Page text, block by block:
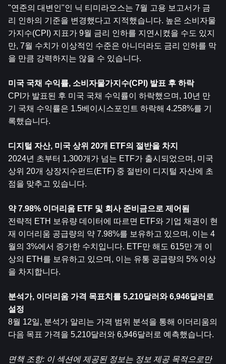
"연준의 대변인"인 닉 티미라오스는 7월 고용 보고서가 금
리 인하의 기준을 변경했다고 지적했습니다. 높은 소비자물
가지수(CPI) 지표가 9월 금리 인하를 지연시켰을 수도 있지
만, 7월 수치가 이상적인 수준은 아니더라도 금리 인하를 막
을 만큼 강력하지는 않을 수 있습니다.
미국 국채 수익률, 소비자물가지수(CPI) 발표 후 하락
CPI가 발표된 후 미국 국채 수익률이 하락했으며, 10년 만
기 국채 수익률은 1.5베이시스포인트 하락해 4.258%를 기
록했습니다.
디지털 자산, 미국 상위 20개 ETF의 절반을 차지
2024년 초부터 1,300개가 넘는 ETF가 출시되었으며, 미국
상위 20개 상장지수펀드(ETF) 중 절반이 디지털 자산에 초
점을 맞추고 있습니다.
약 7.98% 이더리움 ETF 및 회사 준비금으로 제어됨
전략적 ETH 보유량 데이터에 따르면 ETF와 기업 채권이 현
재 이더리움 공급량의 약 7.98%를 보유하고 있으며, 이는 4
월의 3%에서 증가한 수치입니다. ETF만 해도 615만 개 이
상의 ETH를 보유하고 있으며, 이는 유통 공급량의 5% 이상
을 차지합니다.
분석가, 이더리움 가격 목표치를 5,210달러와 6,946달러로
설정
8월 12일, 분석가 알리는 가격 범위 분석을 통해 이더리움의
다음 목표 가격을 5,210달러와 6,946달러로 예측했습니다.
면책 조항: 이 섹션에 제공된 정보는 정보 제공 목적으로만